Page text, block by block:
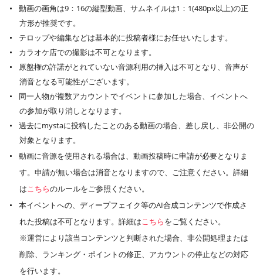
動画の画角は9：16の縦型動画、サムネイルは1：1(480px以上)の正
方形が推奨です。
テロップや編集などは基本的に投稿者様にお任せいたします。
カラオケ店での撮影は不可となります。
原盤権の許諾がとれていない音源利用の挿入は不可となり、音声が
消音となる可能性がございます。
同一人物が複数アカウントでイベントに参加した場合、イベントへ
の参加が取り消しとなります。
過去にmystaに投稿したことのある動画の場合、差し戻し、非公開の
対象となります。
動画に音源を使用される場合は、動画投稿時に申請が必要となりま
す。申請が無い場合は消音となりますので、ご注意ください。詳細
はこちらのルールをご参照ください。
本イベントへの、ディープフェイク等のAI合成コンテンツで作成さ
れた投稿は不可となります。詳細はこちらをご覧ください。
※運営により該当コンテンツと判断された場合、非公開処理または
削除、ランキング・ポイントの修正、アカウントの停止などの対応
を行います。